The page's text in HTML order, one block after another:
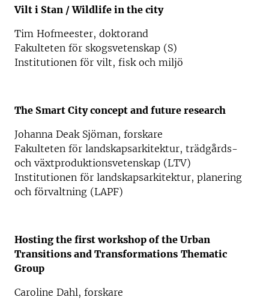
Vilt i Stan / Wildlife in the city
Tim Hofmeester, doktorand
Fakulteten för skogsvetenskap (S)
Institutionen för vilt, fisk och miljö
The Smart City concept and future research
Johanna Deak Sjöman, forskare
Fakulteten för landskapsarkitektur, trädgårds-
och växtproduktionsvetenskap (LTV)
Institutionen för landskapsarkitektur, planering
och förvaltning (LAPF)
Hosting the first workshop of the Urban
Transitions and Transformations Thematic
Group
Caroline Dahl, forskare